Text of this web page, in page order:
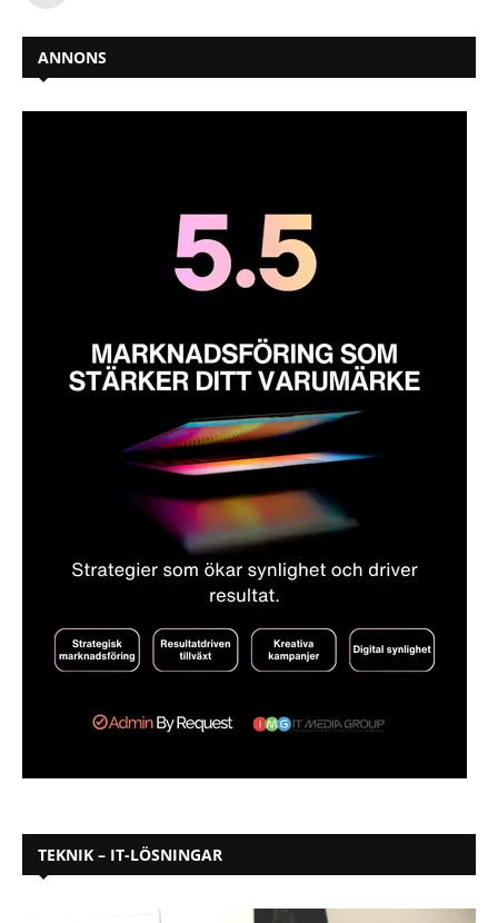
ANNONS
TEKNIK – IT-LÖSNINGAR